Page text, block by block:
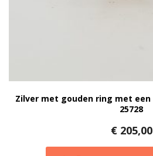
Zilver met gouden ring met een
25728
€205,00